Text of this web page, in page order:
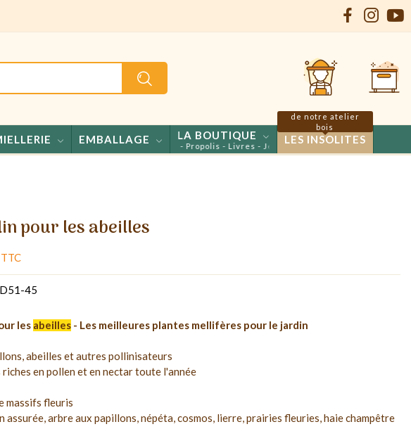
EMBALLAGE LA BOUTIQUE
Miels - Confiseries - Propolis - Livres - Jeux
LES INSOLITES
de notre atelier
bois
pour les abeilles
TTC
D51-45
les abeilles - Les meilleures plantes mellifères pour le jardin
abeilles et autres pollinisateurs
riches en pollen et en nectar toute l'année
massifs fleuris
assurée, arbre aux papillons, népéta, cosmos, lierre, prairies fleuries, haie champêtre